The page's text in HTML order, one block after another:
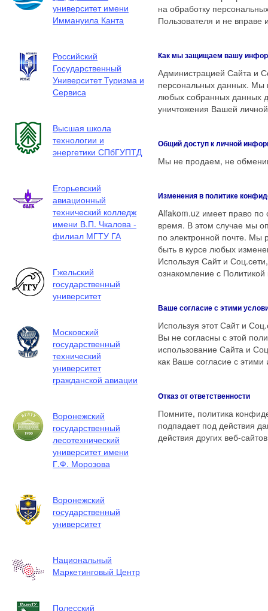
университет имени
Иммануила Канта
Российский
Государственный
Университет Туризма и
Сервиса
Высшая школа
технологии и
энергетики СПбГУПТД
Егорьевский
авиационный
технический колледж
имени В.П. Чкалова -
филиал МГТУ ГА
Гжельский
государственный
университет
Московский
государственный
технический
университет
гражданской авиации
Воронежский
государственный
лесотехнический
университет имени
Г.Ф. Морозова
Воронежский
государственный
университет
Национальный
Маркетинговый Центр
Полесский
на обработку
Пользователя и не вправе
Как мы защищаем вашу
Администрацией Сайта и
персональных данных. Мы
любых собранных данных
уничтожения Вашей
Общий доступ к личной
Мы не продаем, не
Изменения в политике
Alfakom.uz имеет право
время. В этом случае мы
по электронной почте. Мы
быть в курсе любых
Используя Сайт и
ознакомление с
Ваше согласие с этими
Используя этот Сайт и
Вы не согласны с этой
использование Сайта и
как Ваше согласие с
Отказ от ответственности
Помните, политика
подпадает под действия
действия других веб-